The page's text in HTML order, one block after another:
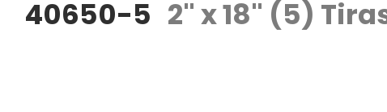
40650-5 2" x 18" (5)